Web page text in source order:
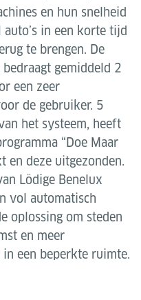
en hun snelheid
in een korte tijd
te brengen. De
gemiddeld 2
een zeer
de gebruiker. 5
het systeem, heeft
“Doe Maar
en deze uitgezonden.
Lödige Benelux
vol automatisch
oplossing om steden
en meer
een beperkte ruimte.